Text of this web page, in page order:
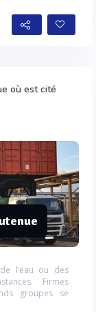
où est cité
l’eau ou des
Firmes
groupes se